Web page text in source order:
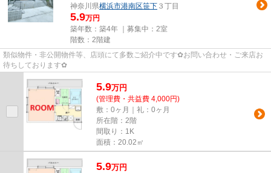
神奈川県横浜市港南区笹下 ３丁目
5.9万円
築年数：築4年 ｜募集中： 2室
階数：2階建
類似物件・非公開物件等、店頭にて多数ご紹介中です✿お問い合わせ・ご来店お
待ちしております✿
5.9万円
(管理費・共益費 4,000円)
敷：0ヶ月｜礼：0ヶ月
所在階：2階
間取り：1K
面積：20.02㎡
5.9万円